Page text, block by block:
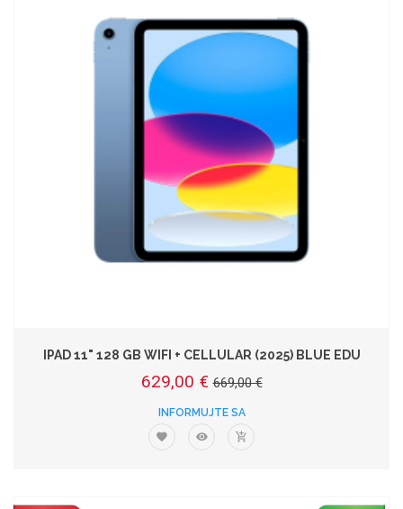
IPAD 11" 128 GB WIFI + CELLULAR (2025) BLUE EDU
629,00 € 669,00 €
INFORMUJTE SA